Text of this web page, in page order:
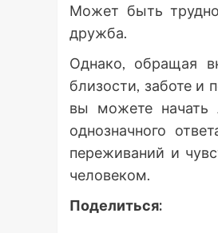
Может быть
дружба.
Однако, обращая
близости, заботе и
вы можете начать
однозначного
переживаний и
человеком.
Поделиться: